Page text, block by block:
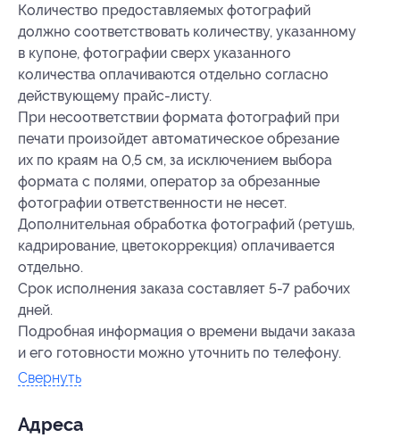
Количество предоставляемых фотографий
должно соответствовать количеству, указанному
в купоне, фотографии сверх указанного
количества оплачиваются отдельно согласно
действующему прайс-листу.
При несоответствии формата фотографий при
печати произойдет автоматическое обрезание
их по краям на 0,5 см, за исключением выбора
формата с полями, оператор за обрезанные
фотографии ответственности не несет.
Дополнительная обработка фотографий (ретушь,
кадрирование, цветокоррекция) оплачивается
отдельно.
Срок исполнения заказа составляет 5-7 рабочих
дней.
Подробная информация о времени выдачи заказа
и его готовности можно уточнить по телефону.
Свернуть
Адресa